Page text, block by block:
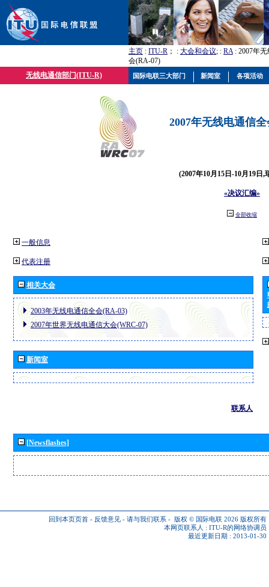
主页 : ITU-R ； : 大会和会议; : RA: 2007年
会(RA-07)
无线电通信部门(ITU-R)
2007年无线电通信
(2007年10月15日-10月19日,
«决议汇编»
全部收缩
一般信息
代表注册
相关大会
2003年无线电通信全会(RA-03)
2007年世界无线电通信大会(WRC-07)
新闻室
联系人
[Newsflashes]
回到本页页首 - 反馈意见 - 请与我们联系 - 版权 © 国际电联 2026 版权所有
本网页联系人 : ITU-R的网络协调员
最近更新日期 : 2013-01-30
国际电联三大部门 新闻室 各项活动